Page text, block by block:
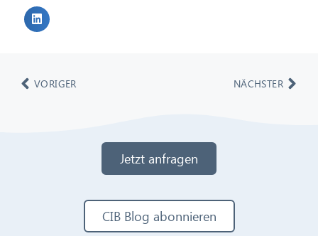
VORIGER NÄCHSTER
Jetzt anfragen
CIB Blog abonnieren